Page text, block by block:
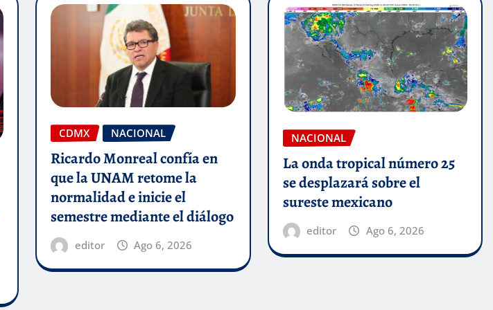
CDMX NACIONAL
Ricardo Monreal confía en
que la UNAM retome la
normalidad e inicie el
semestre mediante el diálogo
editor Ago 6, 2026
NACIONAL
La onda tropical número 25
se desplazará sobre el
sureste mexicano
editor Ago 6, 2026